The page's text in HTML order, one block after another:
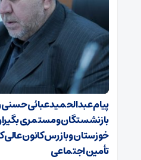
پیام عبدالحمید عبائی
بازنشستگان ومستمری
خوزستان وبازرس کانون
تأمین اجتماعی